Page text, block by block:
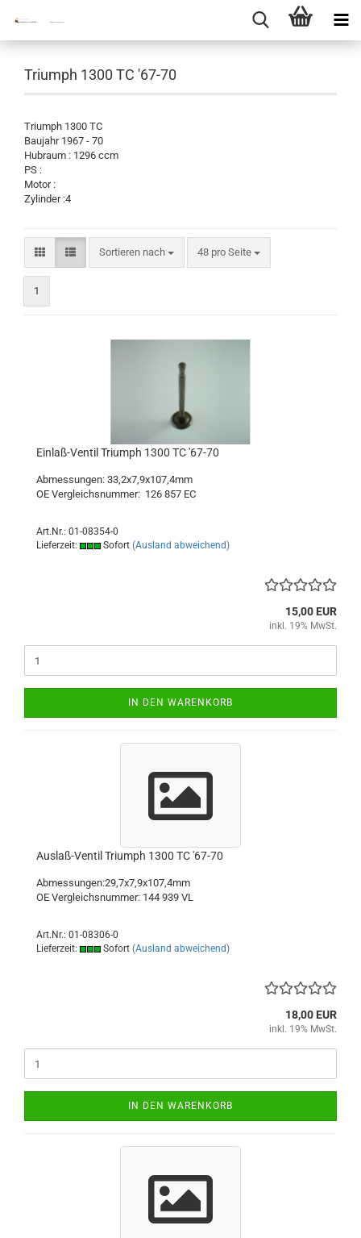
Triumph 1300 TC '67-70
Triumph 1300 TC
Baujahr 1967 - 70
Hubraum : 1296 ccm
PS :
Motor :
Zylinder :4
Sortieren nach
Sortieren nach 48 pro Seite
pro Seite
1
Einlaß-Ventil Triumph 1300 TC '67-70
Abmessungen: 33,2x7,9x107,4mm
OE Vergleichsnummer: 126 857 EC
Art.Nr.: 01-08354-0
Lieferzeit:
Sofort (Ausland abweichend)
15,00 EUR
inkl. 19% MwSt.
IN DEN WARENKORB
Auslaß-Ventil Triumph 1300 TC '67-70
OE Vergleichsnummer: 144 939 VL
Art.Nr.: 01-08306-0
Lieferzeit:
Sofort (Ausland abweichend)
18,00 EUR
inkl. 19% MwSt.
IN DEN WARENKORB